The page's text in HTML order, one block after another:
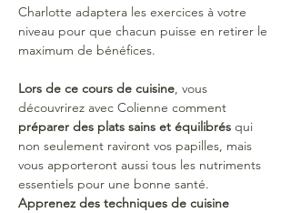
Charlotte adaptera les exercices à votre
niveau pour que chacun puisse en retirer le
maximum de bénéfices.
Lors de ce cours de cuisine, vous
découvrirez avec Colienne comment
préparer des plats sains et équilibrés qui
non seulement raviront vos papilles, mais
vous apporteront aussi tous les nutriments
essentiels pour une bonne santé.
Apprenez des techniques de cuisine